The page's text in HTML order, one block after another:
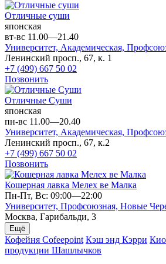
Отличные суши
японская
вт-вс 11.00—21.40
Университет, Академическая,
Ленинский просп., 67, к. 1
+7 (499) 667 50 02
Позвонить
Отличные Суши
японская
пн-вс 11.00—20.40
Университет, Академическая,
Ленинский просп., 67, к.2
+7 (499) 667 50 02
Позвонить
Кошерная лавка Мелех ве Малка
Пн-Пт, Вс: 09:00—22:00
Университет, Профсоюзная, Новые
Москва, Гарибальди, 3
Ещё
Кофейня Cofeepoint Кэш энд Кэрри
продукции Шашлычков